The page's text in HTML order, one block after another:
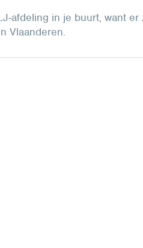
afdeling in je buurt, want er
Vlaanderen.